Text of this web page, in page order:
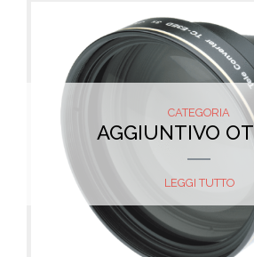
CATEGORIA
AGGIUNTIVO
LEGGI TUTTO